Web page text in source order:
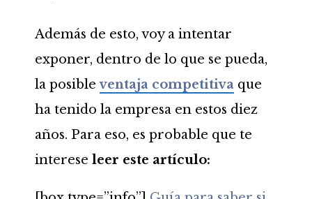
Además de esto, voy a intentar
exponer, dentro de lo que se pueda,
la posibleventaja competitivaque
ha tenido la empresa en estos diez
años. Para eso, es probable que te
interese leer este artículo: